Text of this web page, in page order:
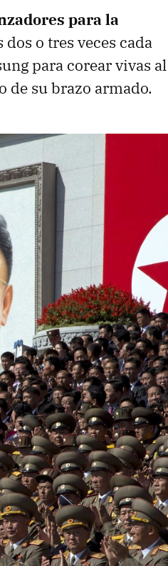
para la
o tres veces cada
para corear vivas al
de su brazo armado.